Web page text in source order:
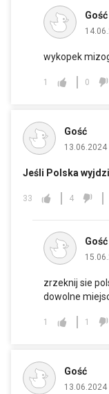
Gość
wykopek
1 0
Gość
13.06.2024
Jeśli Polska
33 4
Gość
zrzeknij sie
dowolne
1 1
Gość
13.06.2024